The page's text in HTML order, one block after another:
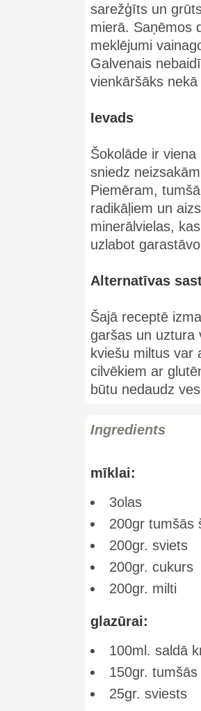
sarežģīts un
mierā. Saņēmos
meklējumi
Galvenais
vienkāršāks
Ievads
Šokolāde ir
sniedz
Piemēram,
radikāļiem un
minerālvielas,
uzlabot
Alternatīvas
Šajā receptē
garšas un uztura
kviešu miltus var
cilvēkiem ar
būtu nedaudz
Ingredients
mīklai:
3olas
200gr tumšās
200gr. sviets
200gr. cukurs
200gr. milti
glazūrai:
100ml. saldā
150gr.
25gr. sviests